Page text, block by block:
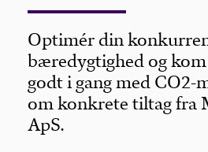
Optimér din
bæredygtighed og
godt i gang med CO2-
om konkrete tiltag fra
ApS.